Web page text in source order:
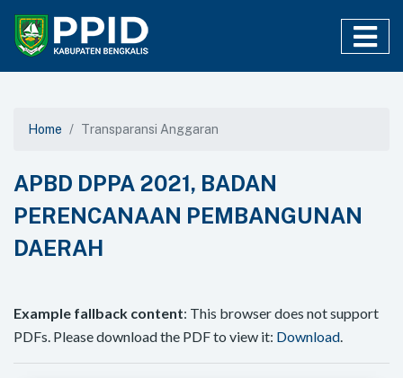
Home Transparansi Anggaran
APBD DPPA 2021, BADAN
PERENCANAAN PEMBANGUNAN
DAERAH
Example fallback content: This browser does not support
PDFs. Please download the PDF to view it: Download.